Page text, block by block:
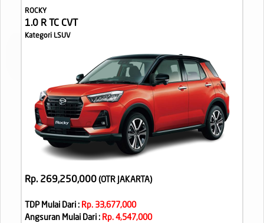
ROCKY
1.0 R TC CVT
Kategori LSUV
Rp. 269,250,000 (OTR JAKARTA)
TDP Mulai Dari : Rp. 33,677,000
Angsuran Mulai Dari : Rp. 4,547,000